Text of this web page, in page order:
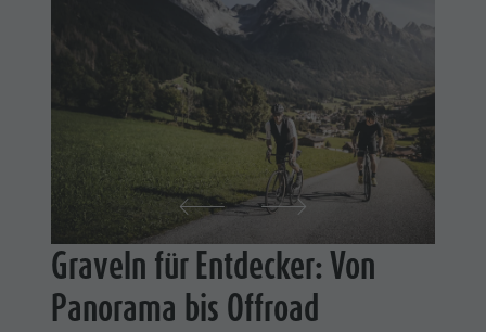
&
Weitere
Aktivitäten
Das Pustertal
Südtirol
Events
Graveln für Entdecker: Von
Panorama bis Offroad